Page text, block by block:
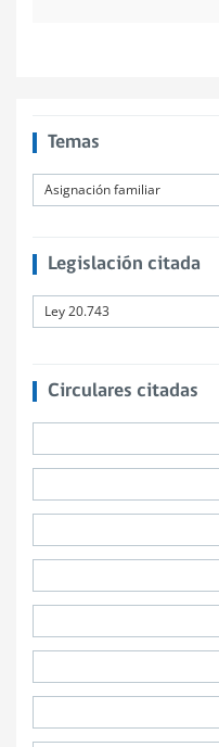
Temas
Asignación familiar
Legislación citada
Ley 20.743
Circulares citadas